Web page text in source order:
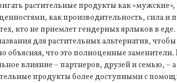
растительные продукты как
как производительность, сила и
кто не приемлет гендерных ярлыков в
для растительных альтернатив,
объясняя, что это полноценные заменители.
влияние – партнеров, друзей и семью, –
продукты более доступными с